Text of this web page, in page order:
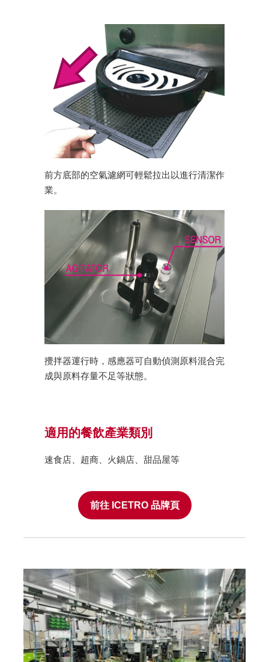
前方底部的空氣濾網可輕鬆拉出以進行清潔作
業。
攪拌器運行時，感應器可自動偵測原料混合完
成與原料存量不足等狀態。
適用的餐飲產業類別
速食店、超商、火鍋店、甜品屋等
前往 ICETRO 品牌頁